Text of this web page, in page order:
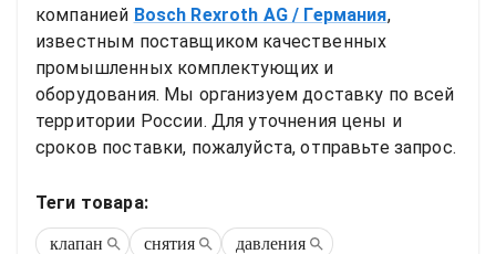
компанией Bosch Rexroth AG / Германия,
известным поставщиком качественных
промышленных комплектующих и
оборудования. Мы организуем доставку по всей
территории России. Для уточнения цены и
сроков поставки, пожалуйста, отправьте запрос.
Теги товара:
клапан снятия
давления